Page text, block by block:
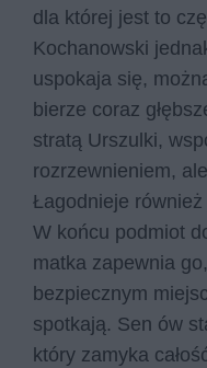
dla której jest to
Kochanowski
uspokaja się,
bierze coraz
stratą Urszulki,
rozrzewnieniem,
Łagodnieje
W końcu podmiot
matka zapewnia
bezpiecznym
spotkają. Sen ów
który zamyka